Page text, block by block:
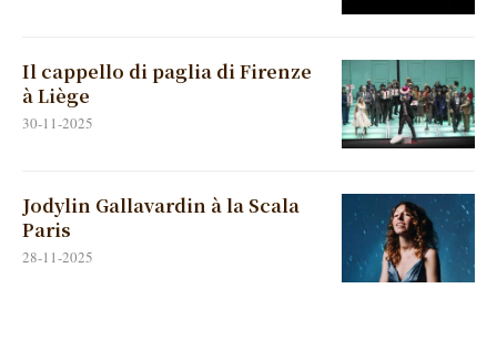
Il cappello di paglia di Firenze
à Liège
30-11-2025
Jodylin Gallavardin à la Scala
Paris
28-11-2025